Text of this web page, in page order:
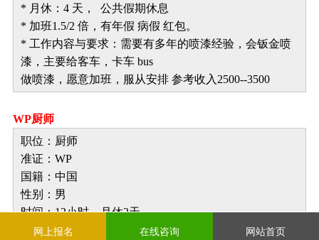
* 月休：4 天， 公共假期休息
* 加班1.5/2 倍，有年假 病假 红包。
* 工作内容与要求：需要有多年的喷漆经验，会钣金喷
漆，主要给客车，卡车 bus
做喷漆，愿意加班，服从安排 参考收入2500--3500
WP厨师
职位：厨师
准证：WP
国籍：中国
性别：男
时间：12小时，月休2天
薪水：2500左右看经验+包吃包住，后期视经验涨薪
网上报名 在线咨询 网站首页